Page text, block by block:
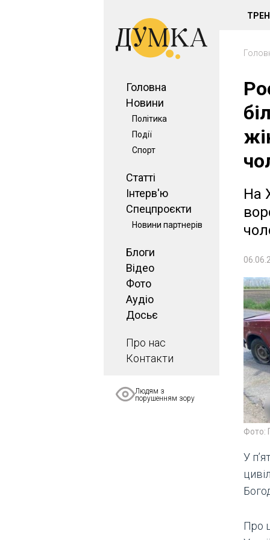
Головна
Новини
Політика
Події
Спорт
Статті
Інтерв'ю
Спецпроєкти
Новини партнерів
Блоги
Відео
Фото
Аудіо
Досьє
Про нас
Контакти
Людям з
порушенням зору
На
Фото:
У
Про